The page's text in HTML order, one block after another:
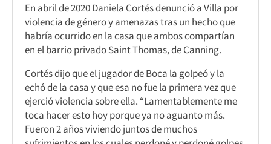
En abril de 2020 Daniela Cortés denunció a Villa por
violencia de género y amenazas tras un hecho que
habría ocurrido en la casa que ambos compartían
en el barrio privado Saint Thomas, de Canning.
Cortés dijo que el jugador de Boca la golpeó y la
echó de la casa y que esa no fue la primera vez que
ejerció violencia sobre ella. “Lamentablemente me
toca hacer esto hoy porque ya no aguanto más.
Fueron 2 años viviendo juntos de muchos